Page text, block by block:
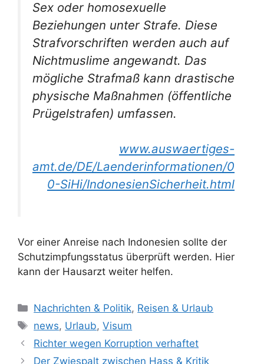
Sex oder homosexuelle
Beziehungen unter Strafe. Diese
Strafvorschriften werden auch auf
Nichtmuslime angewandt. Das
mögliche Strafmaß kann drastische
physische Maßnahmen (öffentliche
Prügelstrafen) umfassen.
www.auswaertiges-
amt.de/DE/Laenderinformationen/0
0-SiHi/IndonesienSicherheit.html
Vor einer Anreise nach Indonesien sollte der
Schutzimpfungsstatus überprüft werden. Hier
kann der Hausarzt weiter helfen.
Kategorien
Nachrichten & Politik, Reisen & Urlaub
Schlagwörter
news, Urlaub,Visum
Richter wegen Korruption verhaftet
Der Zwiespalt zwischen Hass & Kritik